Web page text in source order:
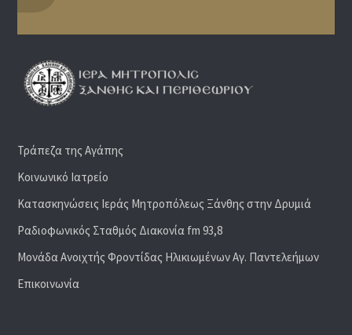
Τράπεζα της Αγάπης
Κοινωνικό Ιατρείο
Κατασκηνώσεις Ιεράς Μητροπόλεως Ξάνθης στην Δρυμιά
Ραδιoφωνικός Σταθμός Διακονία fm 93,8
Μονάδα Ανοιχτής Φροντίδας Ηλικιωμένων Αγ. Παντελεήμων
Επικοινωνία